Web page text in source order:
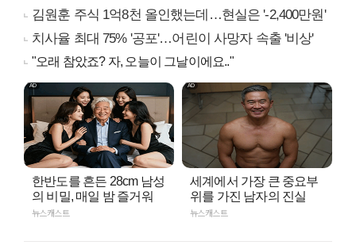
김원훈 주식 1억8천 올인했는데…현실은 '-2,400만원'
치사율 최대 75% '공포'…어린이 사망자 속출 '비상'
"오래 참았죠? 자, 오늘이 그날이에요.."
한반도를 흔든 28cm 남성
의 비밀, 매일 밤 즐거워
뉴스캐스트
세계에서 가장 큰 중요부
위를 가진 남자의 진실
뉴스캐스트